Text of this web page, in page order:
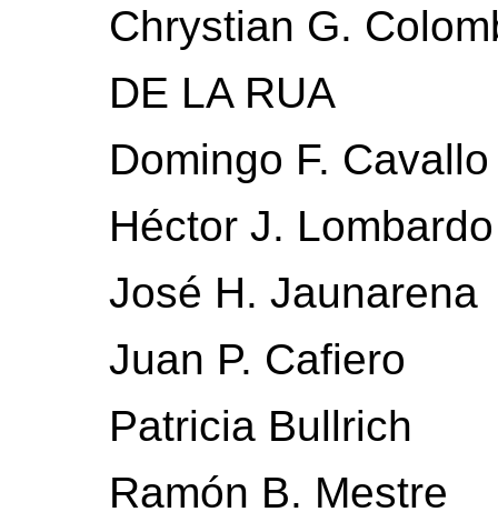
Chrystian G.
DE LA RUA
Domingo F. Cavallo
Héctor J. Lombardo
José H. Jaunarena
Juan P. Cafiero
Patricia Bullrich
Ramón B. Mestre